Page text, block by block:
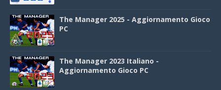
The Manager 2025 - Aggiornamento Gioco
PC
The Manager 2023 Italiano -
Aggiornamento Gioco PC